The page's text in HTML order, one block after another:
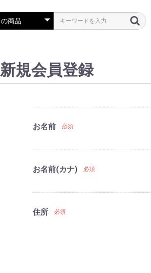
新規会員登録
お名前 必須
お名前(カナ) 必須
住所 必須